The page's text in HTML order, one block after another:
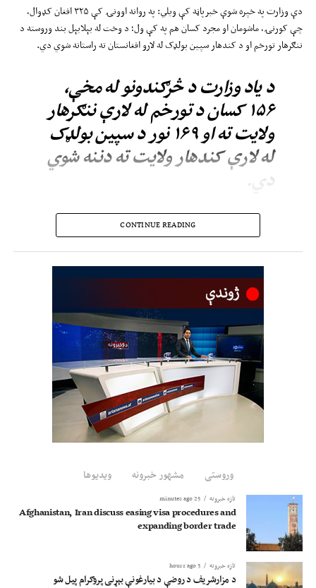
دې وزارت په خپره شوې خبرپاڼه کې ویلي: په روانه اوونۍ کې ۳۲۵ افغان کډوال،
چې کورنۍ، ماشومان او مجرد کسان هم په کې ول؛ د وخت له بېلابېل بند وروسته د
ننګرهار تورخم او د کندهار سپین بولډک له لارو افغانستان ته راستانه شوي دي.
د یاد وزارت د څرګندونو له مخې،
۱۵۶ کسان د تورخم له لارې ننګرهار
ولایت ته او ۱۶۹ نور د سپین بولډک
له لارې کندهار ولایت ته دننه شوي
دي.
وزارت زیاته کړې، راستانه شوي کسان د لېږد د آمریتونو له نوم‌لیکنې او د همکارو
بنسټونو مرستو ترلاسه کولو وروسته خپلو اصلي سیمو ته لېږدول شوي دي.
له څو وروستیو میاشتو راپدېخوا په پاکستان کې ګڼ افغان کډوال د قانوني استوګنې د
اسنادو د نه‌لرلو یا د کډوالۍ اړوند ستونزو له کبله نیول شوي او وروسته افغانستان ته
راستانه کړ شوي دي.
CONTINUE READING
وروستی مشهور خبرونه ویدیوها
تازه خبرونه 25 minutes ago
Afghanistan, Iran discuss easing visa procedures and
expanding border trade
تازه خبرونه 3 hours ago
د مزارشریف د روضې د بیارغونې بېړنی پروګرام پیل شو